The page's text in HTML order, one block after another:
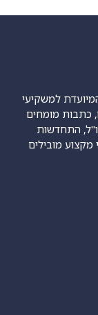
למשקיעי
כתבות מומחים
התחדשות
מקצוע מובילים